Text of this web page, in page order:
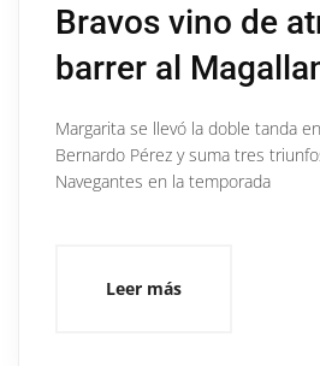
Bravos vino de
barrer al
Margarita se llevó la doble tanda
Bernardo Pérez y suma tres
Navegantes en la temporada
Leer más